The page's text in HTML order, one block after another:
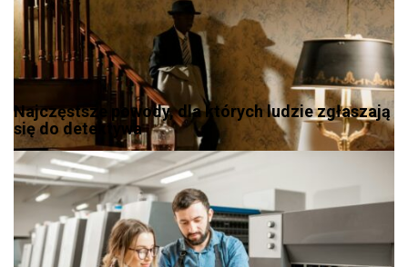
Najczęstsze powody, dla których ludzie zgłaszają
się do detektywa